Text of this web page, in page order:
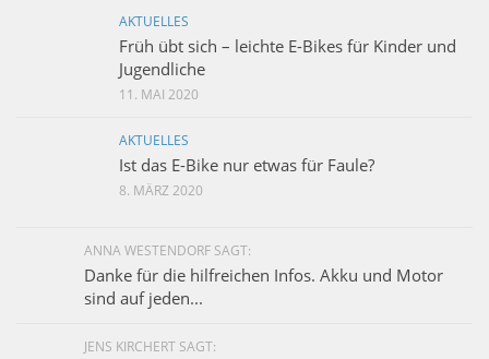
AKTUELLES
Früh übt sich – leichte E-Bikes für Kinder und
Jugendliche
11. MAI 2020
AKTUELLES
Ist das E-Bike nur etwas für Faule?
8. MÄRZ 2020
ANNA WESTENDORF SAGT:
Danke für die hilfreichen Infos. Akku und Motor
sind auf jeden...
JENS KIRCHERT SAGT: